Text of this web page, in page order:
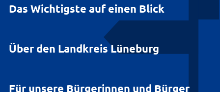
Das Wichtigste auf einen Blick
Über den Landkreis Lüneburg
Für unsere Bürgerinnen und Bürger